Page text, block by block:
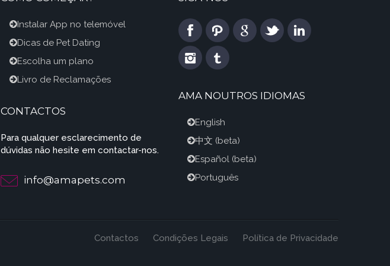
Instalar App no telemóvel
Dicas de Pet Dating
Escolha um plano
Livro de Reclamações
CONTACTOS
Para qualquer esclarecimento de
dúvidas não hesite em contactar-nos.
info@amapets.com
AMA NOUTROS IDIOMAS
English
中文 (beta)
Español (beta)
Português
Contactos Condições Legais Política de Privacidade